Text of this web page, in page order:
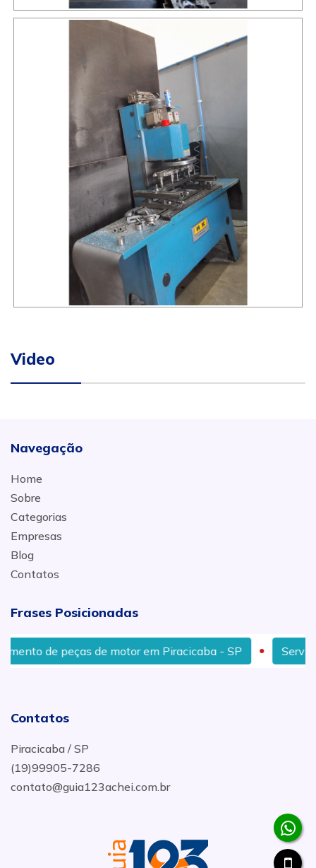
Video
Navegação
Home
Sobre
Categorias
Empresas
Blog
Contatos
Frases Posicionadas
de motor em Piracicaba - SP Serviço de
Contatos
Piracicaba / SP
(19)99905-7286
contato@guia123achei.com.br